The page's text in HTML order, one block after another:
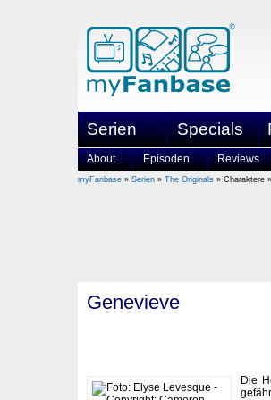
Serien Specials
About Episoden Reviews
myFanbase » Serien » The Originals » Charaktere »
Genevieve
Die